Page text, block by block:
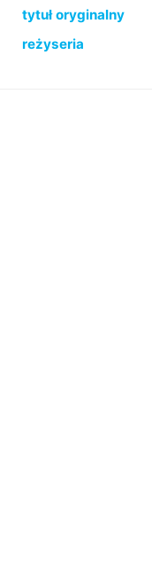
tytuł oryginalny
reżyseria